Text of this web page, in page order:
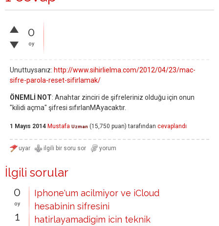
0
oy
Unuttuysanız: http://www.sihirlielma.com/2012/04/23/mac-
sifre-parola-reset-sifirlamak/
ÖNEMLİ NOT: Anahtar zinciri de şifreleriniz olduğu için onun
"kilidi açma" şifresi sıfırlanMAyacaktır.
1 Mayıs 2014 Mustafa Uzman (15,750 puan) tarafından cevaplandı
İlgili sorular
0
oy
1
Iphone'um acilmiyor ve iCloud
hesabinin sifresini
hatirlayamadigim icin teknik